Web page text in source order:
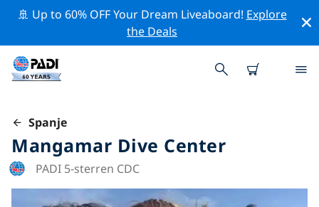
🚢 Up to 60% OFF Your Dream Liveaboard! Explore
the Deals
Spanje
Mangamar Dive Center
PADI 5-sterren CDC